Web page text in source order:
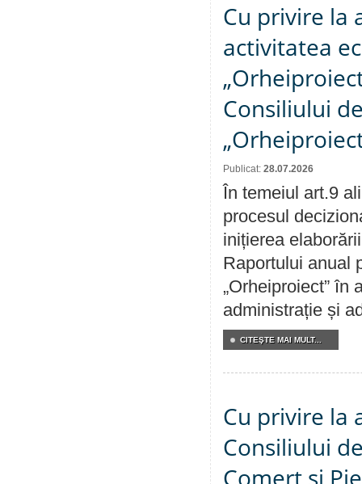
Cu privire la
activitatea
Consiliului
Publicat: 28.07.2026
În temeiul art.9
procesul
inițierea
Raportului anual
„Orheiproiect” în
administrație și
CITEŞTE MAI MULT...
Cu privire la
Consiliului
Comerț și